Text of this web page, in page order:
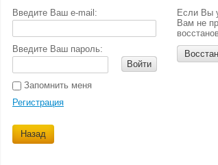
Введите Ваш e-mail:
Введите Ваш пароль:
Войти
Запомнить меня
Регистрация
Если Вы
Вам не
Назад